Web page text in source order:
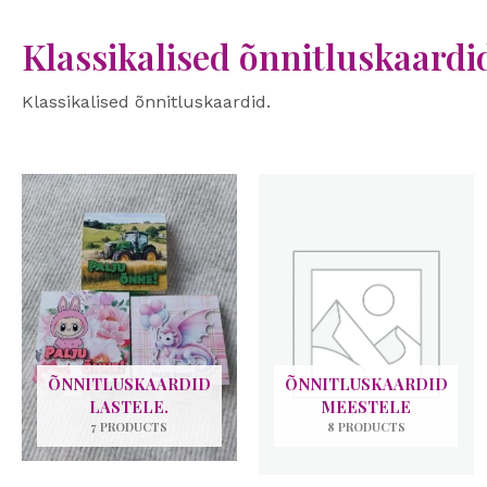
Klassikalised
Klassikalised õnnitluskaardid.
ÕNNITLUSKAARDID
LASTELE.
7 PRODUCTS
ÕNNITLUSKAARDID
MEESTELE
8 PRODUCTS